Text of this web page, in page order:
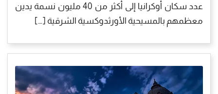
عدد سكان أوكرانيا إلى أكثر من 40 مليون نسمة يدين
معظمهم بالمسيحية الأورثدوكسية الشرقية […]